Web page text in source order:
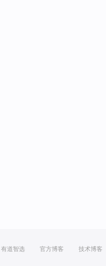
有道智选 官方博客 技术博客